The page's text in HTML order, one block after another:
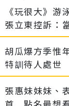
《玩很大》游
張立東控訴：
胡瓜爆方季惟
特訓待人處世
張惠妹妹妹、